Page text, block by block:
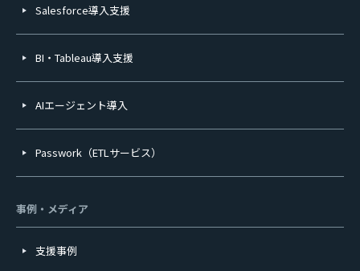
Salesforce導入支援
BI・Tableau導入支援
AIエージェント導入
Passwork（ETLサービス）
事例・メディア
支援事例